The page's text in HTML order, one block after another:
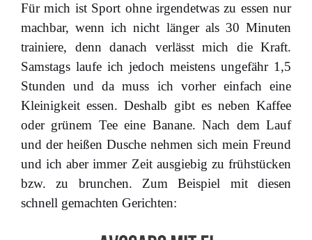
Für mich ist Sport ohne irgendetwas zu essen nur
machbar, wenn ich nicht länger als 30 Minuten
trainiere, denn danach verlässt mich die Kraft.
Samstags laufe ich jedoch meistens ungefähr 1,5
Stunden und da muss ich vorher einfach eine
Kleinigkeit essen. Deshalb gibt es neben Kaffee
oder grünem Tee eine Banane. Nach dem Lauf
und der heißen Dusche nehmen sich mein Freund
und ich aber immer Zeit ausgiebig zu frühstücken
bzw. zu brunchen. Zum Beispiel mit diesen
schnell gemachten Gerichten: